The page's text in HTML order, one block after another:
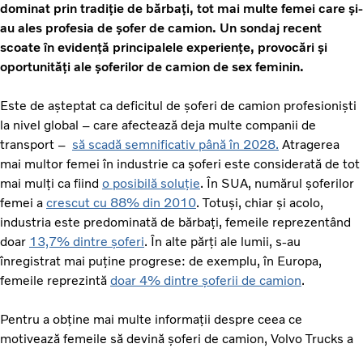
dominat prin tradiție de bărbați, tot mai multe femei care și-
au ales profesia de șofer de camion. Un sondaj recent
scoate în evidență principalele experiențe, provocări și
oportunități ale șoferilor de camion de sex feminin.
Este de așteptat ca deficitul de șoferi de camion profesioniști
la nivel global – care afectează deja multe companii de
transport – să scadă semnificativ până în 2028. Atragerea
mai multor femei în industrie ca șoferi este considerată de tot
mai mulți ca fiind o posibilă soluție. În SUA, numărul șoferilor
femei a crescut cu 88% din 2010. Totuși, chiar și acolo,
industria este predominată de bărbați, femeile reprezentând
doar 13,7% dintre șoferi. În alte părți ale lumii, s-au
înregistrat mai puține progrese: de exemplu, în Europa,
femeile reprezintă doar 4% dintre șoferii de camion.
Pentru a obține mai multe informații despre ceea ce
motivează femeile să devină șoferi de camion, Volvo Trucks a